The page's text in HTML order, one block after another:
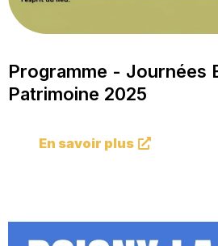
Programme - Journées
Patrimoine 2025
En savoir plus